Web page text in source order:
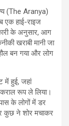
(The Aranya)
एक हाई-राइज
के अनुसार, आग
खराबी मानी जा
बन गया और लोग
में हुई, जहां
रूप ले लिया।
के लोगों में डर
कुछ ने शोर मचाकर